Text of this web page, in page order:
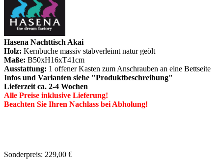
Hasena Nachttisch Akai
Holz: Kernbuche massiv stabverleimt natur geölt
Maße: B50xH16xT41cm
Ausstattung: 1 offener Kasten zum Anschrauben an eine Bettseite
Infos und Varianten siehe "Produktbeschreibung"
Lieferzeit ca. 2-4 Wochen
Alle Preise inklusive Lieferung!
Beachten Sie Ihren Nachlass bei Abholung!
Sonderpreis: 229,00 €